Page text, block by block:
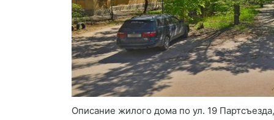
Описание жилого дома по ул. 19